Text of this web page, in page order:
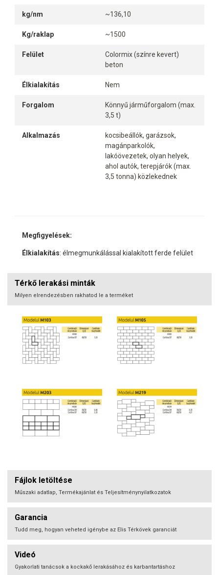
kg/nm ~136,10
Kg/raklap ~1500
Felület
Colormix (színre kevert)
beton
Élkialakítás Nem
Forgalom
Könnyű járműforgalom (max.
3,5 t)
Alkalmazás
kocsibeállók, garázsok,
magánparkolók,
lakóövezetek, olyan helyek,
ahol autók, terepjárók (max.
3,5 tonna) közlekednek
Megfigyelések:
Élkialakítás: élmegmunkálással kialakított ferde felület
Térkő lerakási minták
Milyen elrendezésben rakhatod le a terméket
Fájlok letöltése
Műszaki adatlap, Termékajánlat és Teljesítménynyilatkozatok
Garancia
Tudd meg, hogyan veheted igénybe az Elis Térkövek garanciát
Videó
Gyakorlati tanácsok a kockakő lerakásához és karbantartáshoz